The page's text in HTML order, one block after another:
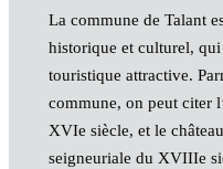
La commune de Talant
historique et culturel,
touristique attractive.
commune, on peut citer
XVIe siècle, et le
seigneuriale du XVIIIe